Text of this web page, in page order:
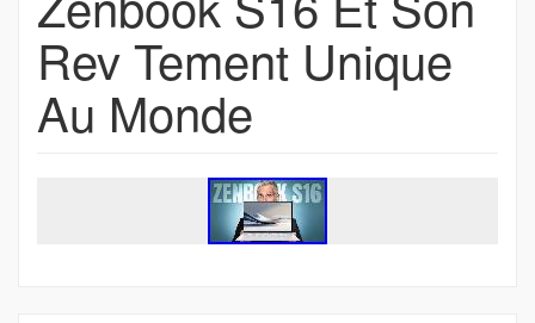
Rev Tement Unique
Au Monde